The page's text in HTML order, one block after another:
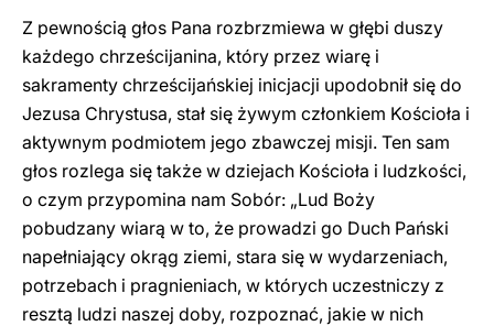
Z pewnością głos Pana rozbrzmiewa w głębi duszy
każdego chrześcijanina, który przez wiarę i
sakramenty chrześcijańskiej inicjacji upodobnił się do
Jezusa Chrystusa, stał się żywym członkiem Kościoła i
aktywnym podmiotem jego zbawczej misji. Ten sam
głos rozlega się także w dziejach Kościoła i ludzkości,
o czym przypomina nam Sobór: „Lud Boży
pobudzany wiarą w to, że prowadzi go Duch Pański
napełniający okrąg ziemi, stara się w wydarzeniach,
potrzebach i pragnieniach, w których uczestniczy z
resztą ludzi naszej doby, rozpoznać, jakie w nich